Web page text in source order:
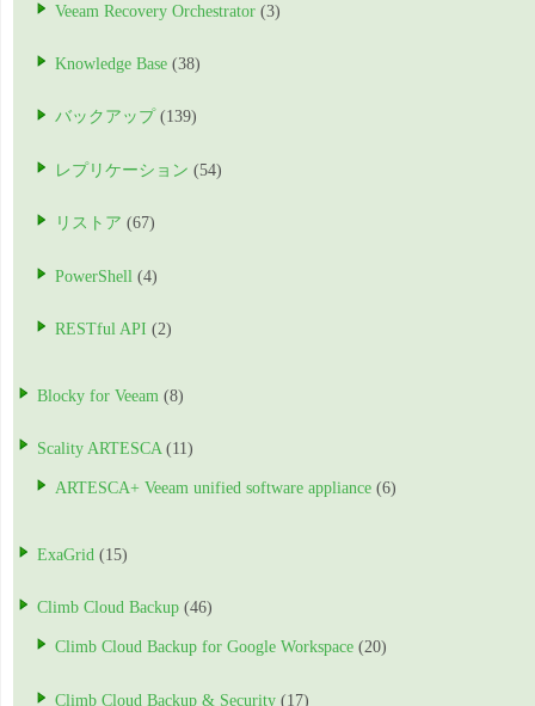
Veeam Recovery Orchestrator (3)
Knowledge Base (38)
バックアップ (139)
レプリケーション (54)
リストア (67)
PowerShell (4)
RESTful API (2)
Blocky for Veeam (8)
Scality ARTESCA (11)
ARTESCA+ Veeam unified software appliance (6)
ExaGrid (15)
Climb Cloud Backup (46)
Climb Cloud Backup for Google Workspace (20)
Climb Cloud Backup & Security (17)